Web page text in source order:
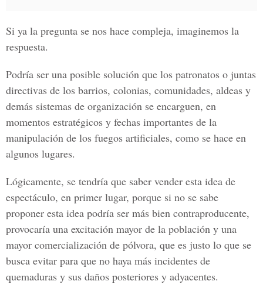
Si ya la pregunta se nos hace compleja, imaginemos la
respuesta.
Podría ser una posible solución que los patronatos o juntas
directivas de los barrios, colonias, comunidades, aldeas y
demás sistemas de organización se encarguen, en
momentos estratégicos y fechas importantes de la
manipulación de los fuegos artificiales, como se hace en
algunos lugares.
Lógicamente, se tendría que saber vender esta idea de
espectáculo, en primer lugar, porque si no se sabe
proponer esta idea podría ser más bien contraproducente,
provocaría una excitación mayor de la población y una
mayor comercialización de pólvora, que es justo lo que se
busca evitar para que no haya más incidentes de
quemaduras y sus daños posteriores y adyacentes.